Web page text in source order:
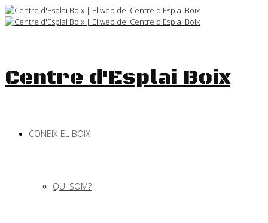
Skip
to
Centre d'Esplai Boix
CONEIX EL BOIX
QUI SOM?